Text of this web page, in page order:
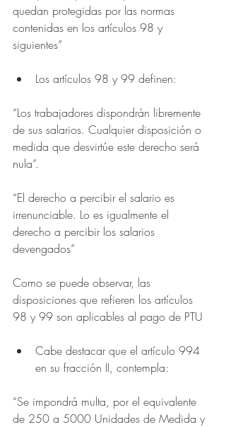
quedan protegidas por las normas
contenidas en los artículos 98 y
siguientes”
Los artículos 98 y 99 definen:
“Los trabajadores dispondrán libremente
de sus salarios. Cualquier disposición o
medida que desvirtúe este derecho será
nula”.
“El derecho a percibir el salario es
irrenunciable. Lo es igualmente el
derecho a percibir los salarios
devengados”
Como se puede observar, las
disposiciones que refieren los artículos
98 y 99 son aplicables al pago de PTU
Cabe destacar que el artículo 994
en su fracción II, contempla:
“Se impondrá multa, por el equivalente
de 250 a 5000 Unidades de Medida y